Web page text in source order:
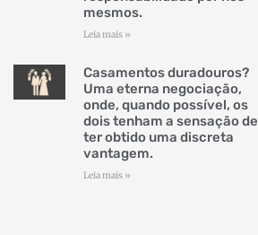
mesmos.
Leia mais »
Casamentos duradouros?
Uma eterna negociação,
onde, quando possível, os
dois tenham a sensação de
ter obtido uma discreta
vantagem.
Leia mais »